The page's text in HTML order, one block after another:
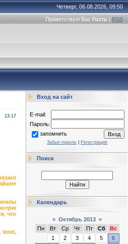
Четверг, 06.08.2026, 09:50
Приветствую Вас Гость | RSS
13:17
что
Intel,
Вход на сайт
E-mail:
Пароль:
запомнить
Забыл пароль Регистрация
Поиск
Календарь
« Октябрь 2013 »
Пн
Вт Ср Чт Пт Сб
Вс
1
2 3 4 5
6